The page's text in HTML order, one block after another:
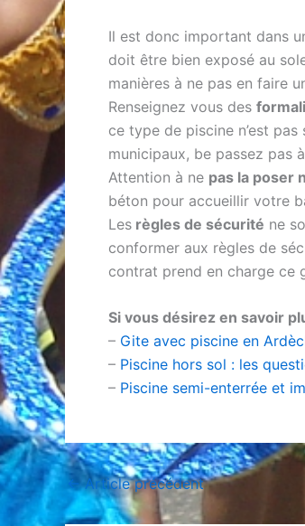
Il est donc important dans
doit être bien exposé au
manières à ne pas en faire
Renseignez vous des
ce type de piscine n’est
municipaux, be passez pas
Attention à ne pas la poser
béton pour accueillir votre
Les règles de sécurité ne
conformer aux règles de
contrat prend en charge ce
Si vous désirez en savoir
– Gite avec piscine en
– Piscine hors sol : les
– Piscine semi-enterrée et
←Article précédent